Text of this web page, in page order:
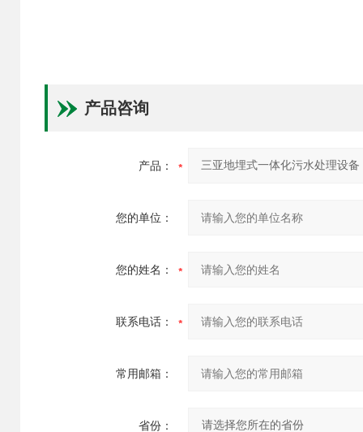
产品咨询
产品：
您的单位：
您的姓名：
联系电话：
常用邮箱：
省份：